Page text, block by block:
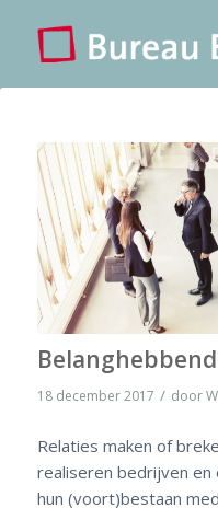
18 december 2017 / door
Relaties maken of
realiseren bedrijven
hun (voort)bestaan